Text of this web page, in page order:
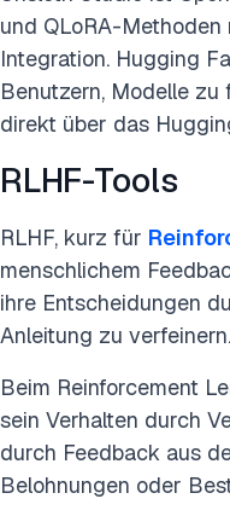
und QLoRA-
Integration. Hugging
Benutzern, Modelle
direkt über das
RLHF-Tools
RLHF, kurz für
menschlichem
ihre Entscheidungen
Anleitung zu verfeinern.
Beim Reinforcement
sein Verhalten durch
durch Feedback aus
Belohnungen oder